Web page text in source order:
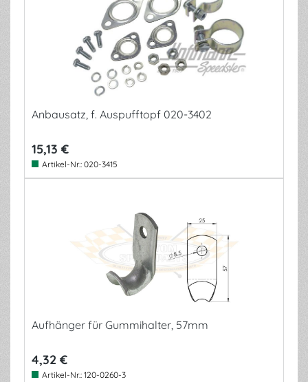
Anbausatz, f. Auspufftopf 020-3402
15,13 €
Artikel-Nr.: 020-3415
Aufhänger für Gummihalter, 57mm
4,32 €
Artikel-Nr.: 120-0260-3